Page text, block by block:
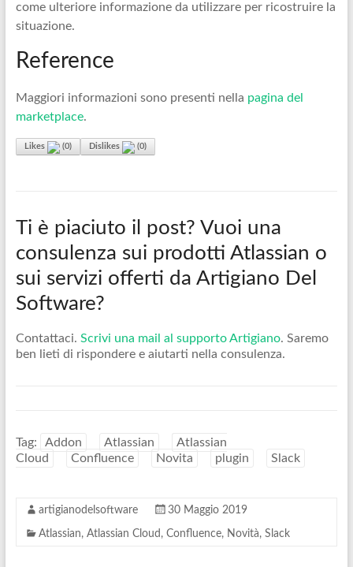
come ulteriore informazione da utilizzare per ricostruire la
situazione.
Reference
Maggiori informazioni sono presenti nella pagina del
marketplace.
Likes (0) Dislikes (0)
Ti è piaciuto il post? Vuoi una
consulenza sui prodotti Atlassian o
sui servizi offerti da Artigiano Del
Software?
Contattaci. Scrivi una mail al supporto Artigiano. Saremo
ben lieti di rispondere e aiutarti nella consulenza.
Tag: Addon Atlassian
Atlassian
Cloud
Confluence Novita plugin Slack
artigianodelsoftware 30 Maggio 2019
Atlassian, Atlassian Cloud , Confluence, Novità, Slack